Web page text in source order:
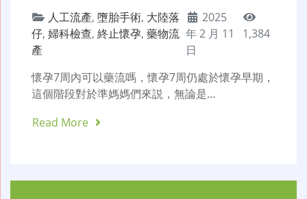
人工流產, 墮胎手術, 大陸落
仔, 婦科檢查, 終止懷孕, 藥物流
產
2025
年 2 月 11
日
1,384
懷孕7周內可以藥流嗎，懷孕7周仍處於懷孕早期，
這個階段對於準媽媽們來説，無論是…
Read More